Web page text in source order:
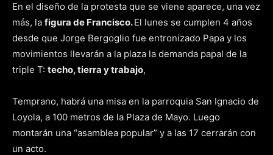
En el diseño de la protesta que se viene aparece, una vez
más, la figura de Francisco.El lunes se cumplen 4 años
desde que Jorge Bergoglio fue entronizado Papa y los
movimientos llevarán a la plaza la demanda papal de la
triple T: techo, tierra y trabajo,
Temprano, habrá una misa en la parroquia San Ignacio de
Loyola, a 100 metros de la Plaza de Mayo. Luego
montarán una “asamblea popular” y a las 17 cerrarán con
un acto.